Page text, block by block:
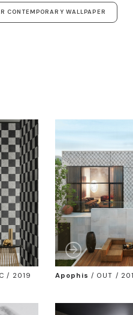
CONTEMPORARY WALLPAPER
/ 2019 Apophis / OUT /